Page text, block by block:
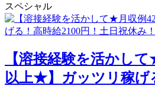
スペシャル
【溶接経験を活かし
以上★】ガッツリ稼げ